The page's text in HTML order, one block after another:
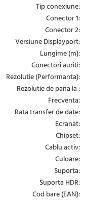
Tip conexiune:
Conector 1:
Conector 2:
Versiune Displayport:
Lungime (m):
Conectori auriti:
Rezolutie (Performanta):
Rezolutie de pana la :
Frecventa:
Rata transfer de date:
Ecranat:
Chipset:
Cablu activ:
Culoare:
Suporta:
Suporta HDR:
Cod bare (EAN):